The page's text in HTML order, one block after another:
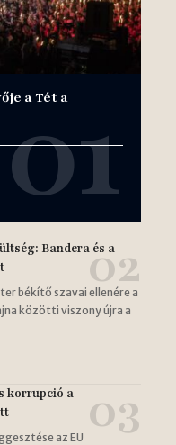
a Tét a
Bandera és a
békítő szavai ellenére a
közötti viszony újra a
korrupció a
az EU